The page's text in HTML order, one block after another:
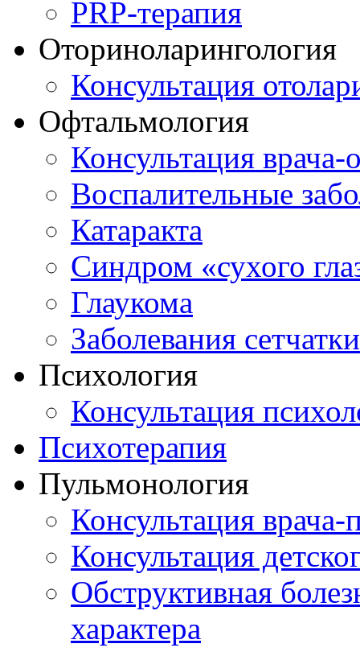
PRP-терапия
Оториноларингология
Консультация
Офтальмология
Консультация врача-
Воспалительные
Катаракта
Синдром «сухого
Глаукома
Заболевания сетчатки
Психология
Консультация
Психотерапия
Пульмонология
Консультация врача-
Консультация
Обструктивная
характера